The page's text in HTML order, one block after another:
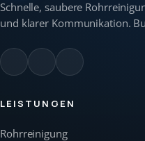
Schnelle, saubere
und klarer Kommunikation.
LEISTUNGEN
Rohrreinigung